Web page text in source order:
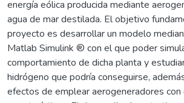
energía eólica producida mediante
agua de mar destilada. El objetivo
proyecto es desarrollar un modelo
Matlab Simulink ® con el que poder
comportamiento de dicha planta y
hidrógeno que podría conseguirse,
efectos de emplear aerogeneradores